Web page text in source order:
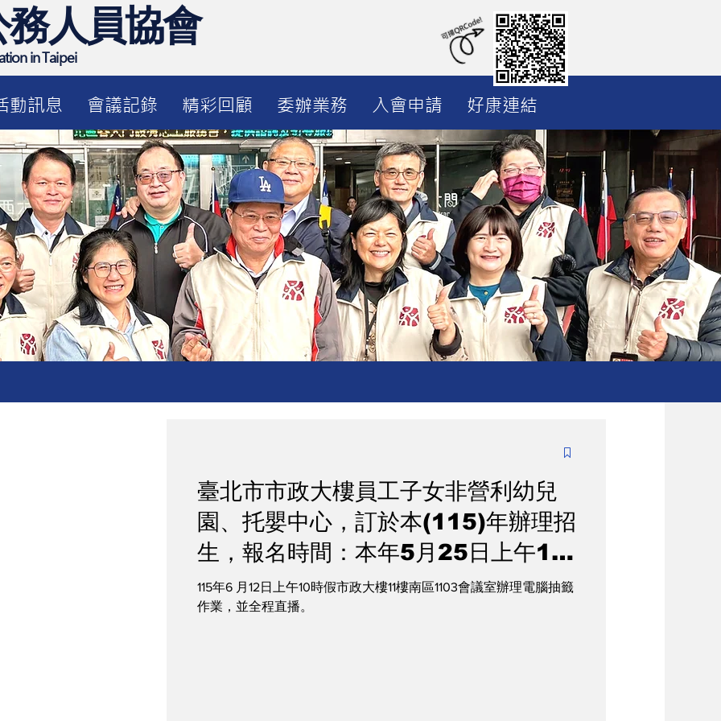
人員協會
in Taipei
動訊息 會議記錄 精彩回顧 委辦業務 入會申請 好康連結
臺北市市政大樓員工子女非營利幼兒
園、托嬰中心，訂於本(115)年辦理招
生，報名時間：本年5月25日上午10
時起至本年6月11日中午12時止，詳
臺北市政府人事處網站.
115年6 月12日上午10時假市政大樓11樓南區1103會議室辦理電腦抽籤
作業，並全程直播。